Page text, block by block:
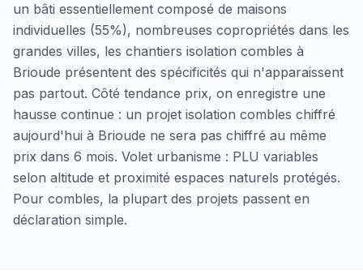
un bâti essentiellement composé de maisons
individuelles (55%), nombreuses copropriétés dans les
grandes villes, les chantiers isolation combles à
Brioude présentent des spécificités qui n'apparaissent
pas partout. Côté tendance prix, on enregistre une
hausse continue : un projet isolation combles chiffré
aujourd'hui à Brioude ne sera pas chiffré au même
prix dans 6 mois. Volet urbanisme : PLU variables
selon altitude et proximité espaces naturels protégés.
Pour combles, la plupart des projets passent en
déclaration simple.